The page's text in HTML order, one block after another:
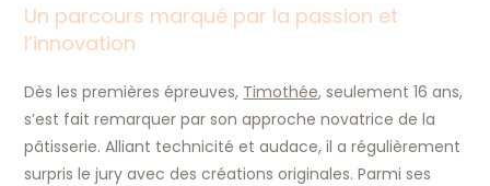
Un parcours marqué par la passion et
l’innovation
Dès les premières épreuves, Timothée, seulement 16 ans,
s’est fait remarquer par son approche novatrice de la
pâtisserie. Alliant technicité et audace, il a régulièrement
surpris le jury avec des créations originales. Parmi ses